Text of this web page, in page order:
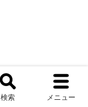
検索 メニュー